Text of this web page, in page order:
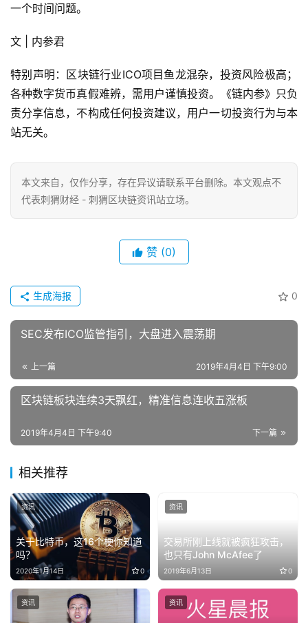
一个时间问题。
文 | 内参君
特别声明：区块链行业ICO项目鱼龙混杂，投资风险极高；
各种数字货币真假难辨，需用户谨慎投资。《链内参》只负
责分享信息，不构成任何投资建议，用户一切投资行为与本
站无关。
本文来自 ，仅作分享，存在异议请联系平台删除。本文观点不
代表刺猬财经 - 刺猬区块链资讯站立场。
赞 (0)
0
生成海报
SEC发布ICO监管指引，大盘进入震荡期
上一篇 2019年4月4日 下午9:00
区块链板块连续3天飘红，精准信息连收五涨板
下一篇
2019年4月4日 下午9:40
相关推荐
关于比特币，这16个梗你知道
吗？
2020年1月14日 0
资讯
交易所刚上线就被疯狂攻击，
也只有John McAfee了
2019年6月13日 0
资讯
资讯 资讯